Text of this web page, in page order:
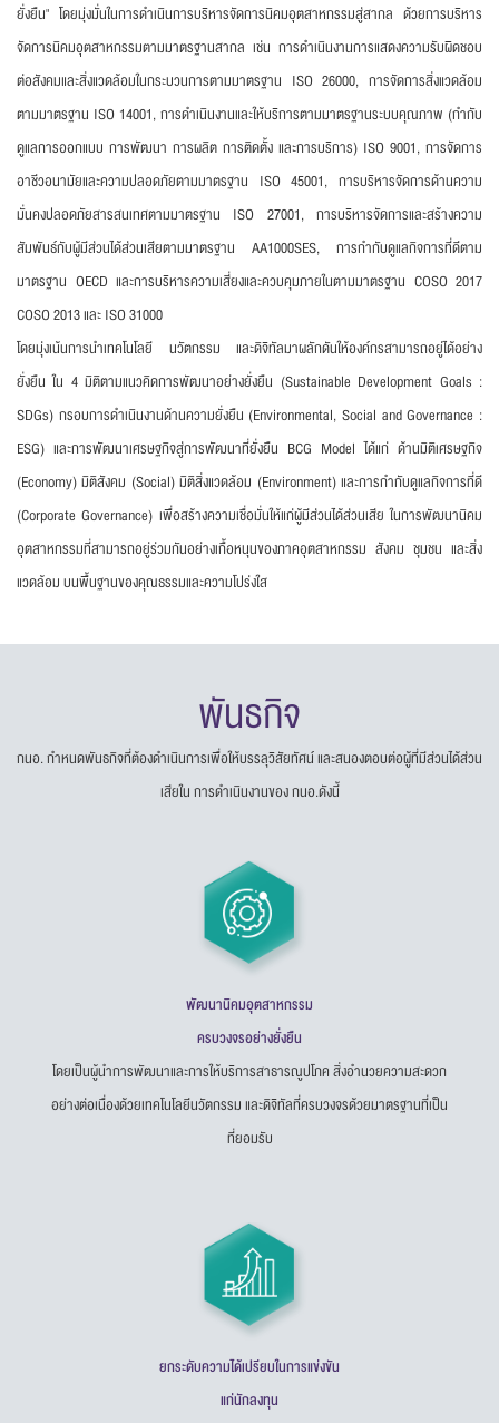
ยั่งยืน" โดยมุ่งมั่นในการดำเนินการบริหารจัดการนิคมอุตสาหกรรมสู่สากล ด้วยการบริหาร
จัดการนิคมอุตสาหกรรมตามมาตรฐานสากล เช่น การดำเนินงานการแสดงความรับผิดชอบ
ต่อสังคมและสิ่งแวดล้อมในกระบวนการตามมาตรฐาน ISO 26000, การจัดการสิ่งแวดล้อม
ตามมาตรฐาน ISO 14001, การดำเนินงานและให้บริการตามมาตรฐานระบบคุณภาพ (กำกับ
ดูแลการออกแบบ การพัฒนา การผลิต การติดตั้ง และการบริการ) ISO 9001, การจัดการ
อาชีวอนามัยและความปลอดภัยตามมาตรฐาน ISO 45001, การบริหารจัดการด้านความ
มั่นคงปลอดภัยสารสนเทศตามมาตรฐาน ISO 27001, การบริหารจัดการและสร้างความ
สัมพันธ์กับผู้มีส่วนได้ส่วนเสียตามมาตรฐาน AA1000SES, การกำกับดูแลกิจการที่ดีตาม
มาตรฐาน OECD และการบริหารความเสี่ยงและควบคุมภายในตามมาตรฐาน COSO 2017
COSO 2013 และ ISO 31000
โดยมุ่งเน้นการนำเทคโนโลยี นวัตกรรม และดิจิทัลมาผลักดันให้องค์กรสามารถอยู่ได้อย่าง
ยั่งยืน ใน 4 มิติตามแนวคิดการพัฒนาอย่างยั่งยืน (Sustainable Development Goals :
SDGs) กรอบการดำเนินงานด้านความยั่งยืน (Environmental, Social and Governance :
ESG) และการพัฒนาเศรษฐกิจสู่การพัฒนาที่ยั่งยืน BCG Model ได้แก่ ด้านมิติเศรษฐกิจ
(Economy) มิติสังคม (Social) มิติสิ่งแวดล้อม (Environment) และการกำกับดูแลกิจการที่ดี
(Corporate Governance) เพื่อสร้างความเชื่อมั่นให้แก่ผู้มีส่วนได้ส่วนเสีย ในการพัฒนานิคม
อุตสาหกรรมที่สามารถอยู่ร่วมกันอย่างเกื้อหนุนของภาคอุตสาหกรรม สังคม ชุมชน และสิ่ง
แวดล้อม บนพื้นฐานของคุณธรรมและความโปร่งใส
พันธกิจ
กนอ. กำหนดพันธกิจที่ต้องดำเนินการเพื่อให้บรรลุวิสัยทัศน์ และสนองตอบต่อผู้ที่มีส่วนได้ส่วน
เสียใน การดำเนินงานของ กนอ.ดังนี้
พัฒนานิคมอุตสาหกรรม
ครบวงจรอย่างยั่งยืน
โดยเป็นผู้นำการพัฒนาและการให้บริการสาธารณูปโภค สิ่งอำนวยความสะดวก
อย่างต่อเนื่องด้วยเทคโนโลยีนวัตกรรม และดิจิทัลที่ครบวงจรด้วยมาตรฐานที่เป็น
ที่ยอมรับ
ยกระดับความได้เปรียบในการแข่งขัน
แก่นักลงทุน